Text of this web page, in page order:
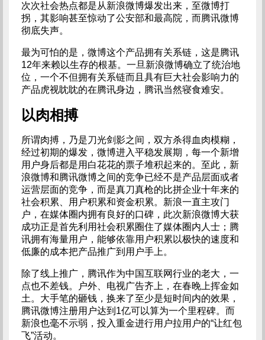
次次社会热点都是从新浪微博爆发出来，至微博打
拐，其影响甚至惊动了公安部和最高院，而腾讯微博
彻底失声。
最为可怕的是，微博这个产品拥有关系链，这是腾讯
12年来赖以生存的根基。一旦新浪微博确立了统治地
位，一个不但拥有关系链而且具有巨大社会影响力的
产品虎视眈眈的在腾讯身边，腾讯当然寝食难安。
以肉相搏
所谓肉搏，乃是刀光剑影之间，双方杀得血肉模糊，
经过初期的爆发，微博进入平稳发展期，每一个新增
用户身后都是用白花花的票子堆积起来的。至此，新
浪微博和腾讯微博之间的竞争已经不是产品层面或者
运营层面的竞争，而是真刀真枪的比拼企业十年来的
社会积累、用户积累和资金积累。新浪一直主攻门
户，在媒体圈内拥有良好的口碑，此次新浪微博大获
成功正是首先利用社会积累圈住了媒体圈内人士；腾
讯拥有海量用户，能够依靠用户积累以极快的速度和
低廉的成本把产品推广到用户手上。
除了线上推广，腾讯作为中国互联网行业的老大，一
点也不差钱。户外、电视广告齐上，在春晚上挥金如
土。大手笔的砸钱，换来了至少是短时间内的效果，
腾讯微博注册用户达到1亿可以算为一个里程碑。而
新浪也毫不示弱，投入重金进行用户拉用户的“让红包
飞”活动。